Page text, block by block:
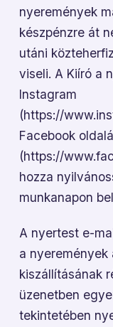
nyeremények
készpénzre át
utáni
viseli. A Kiíró a
Instagram
(https://
Facebook
(https://
hozza
munkanapon
A nyertest e-
a nyeremények
kiszállításának
üzenetben
tekintetében